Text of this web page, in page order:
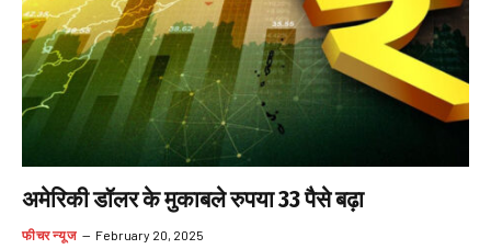
अमेरिकी डॉलर के मुकाबले रुपया 33 पैसे बढ़ा
फीचर न्यूज February 20, 2025